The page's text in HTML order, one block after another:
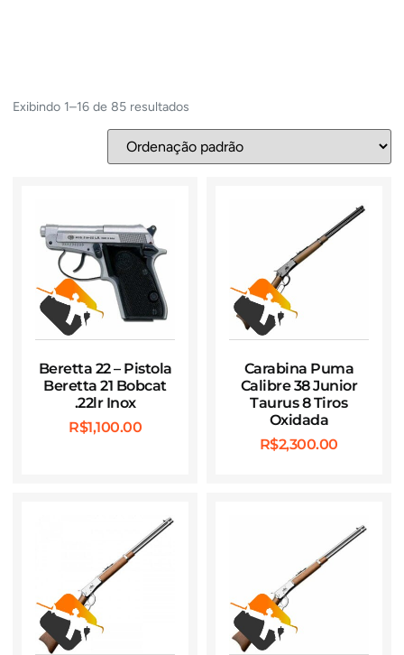
Exibindo 1–16 de 85 resultados
Beretta 22 – Pistola
Beretta 21 Bobcat
.22lr Inox
R$1,100.00
Carabina Puma
Calibre 38 Junior
Taurus 8 Tiros
Oxidada
R$2,300.00